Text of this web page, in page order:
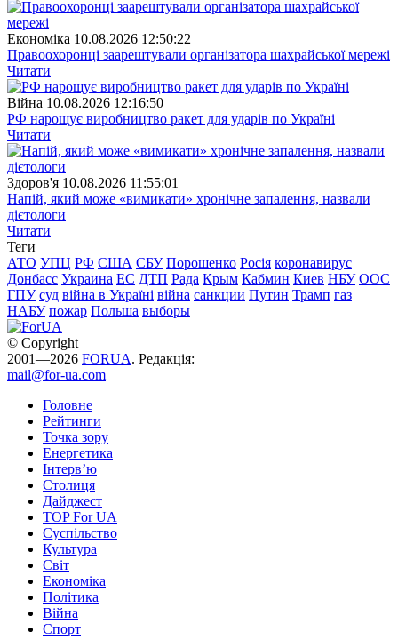
Економіка 10.08.2026 12:50:22
Правоохоронці заарештували організатора шахрайської мережі
Читати
Війна 10.08.2026 12:16:50
РФ нарощує виробництво ракет для ударів по Україні
Читати
Здоров'я 10.08.2026 11:55:01
Напій, який може «вимикати» хронічне запалення, назвали
дієтологи
Читати
Теги
АТО УПЦ РФ США СБУ Порошенко Росія коронавирус
Донбасс Украина ЕС ДТП Рада Крым Кабмин Киев НБУ ООС
ГПУ суд війна в Україні війна санкции Путин Трамп газ
НАБУ пожар Польша выборы
© Copyright
2001—2026 FORUA. Редакція:
mail@for-ua.com
Головне
Рейтинги
Точка зору
Енергетика
Інтерв’ю
Столиця
Дайджест
TOP For UA
Суспiльство
Культура
Світ
Економіка
Політика
Війна
Спорт